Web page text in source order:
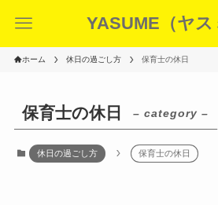
YASUME（ヤス
ホーム 休日の過ごし方 保育士の休日
保育士の休日 – category –
休日の過ごし方 保育士の休日